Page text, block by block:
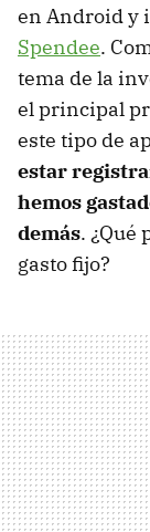
en Android y
Spendee.
tema de la
el principal
este tipo de
estar
hemos
demás. ¿Qué
gasto fijo?